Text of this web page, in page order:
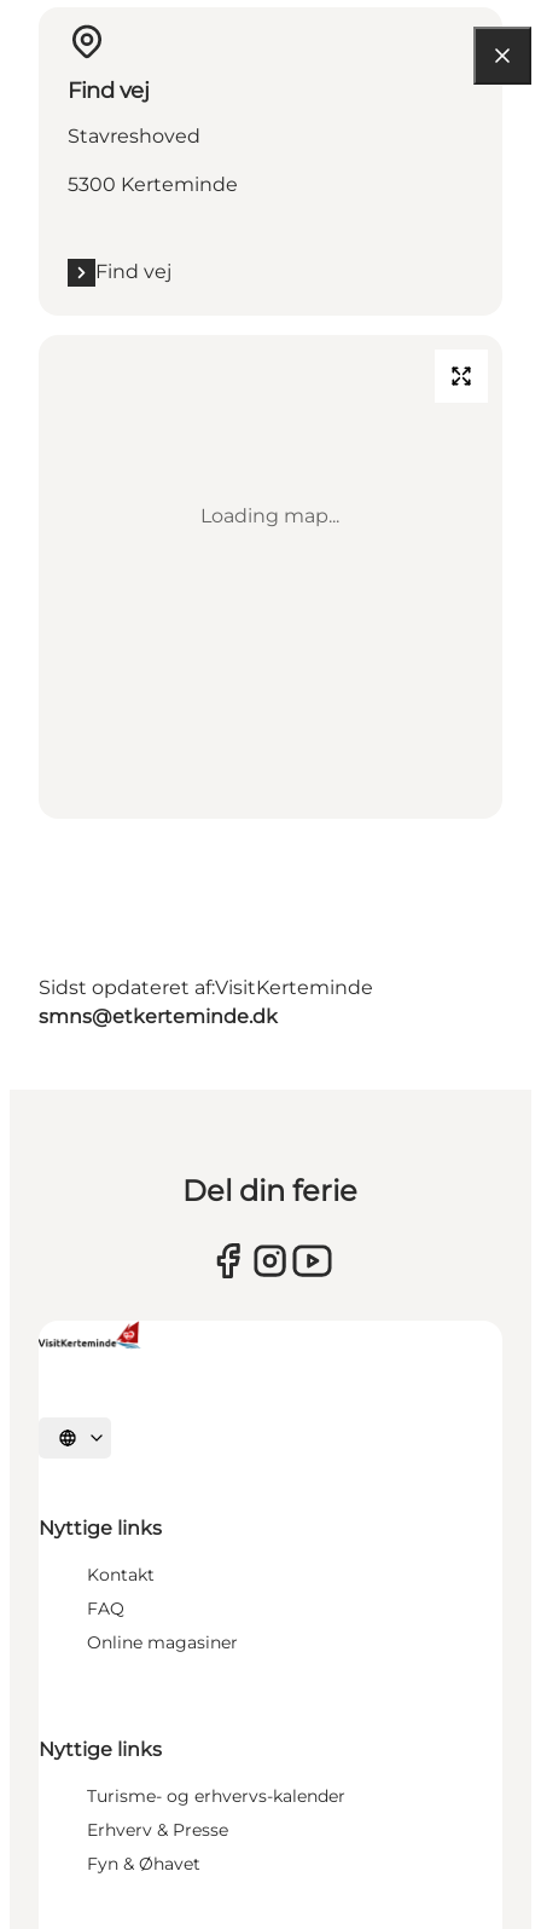
Find vej
Stavreshoved
5300 Kerteminde
Find vej
Loading map...
Sidst opdateret af:VisitKerteminde
smns@etkerteminde.dk
Del din ferie
Vælg sprog
Nyttige links
Kontakt
FAQ
Online magasiner
Nyttige links
Turisme- og erhvervs-kalender
Erhverv & Presse
Fyn & Øhavet